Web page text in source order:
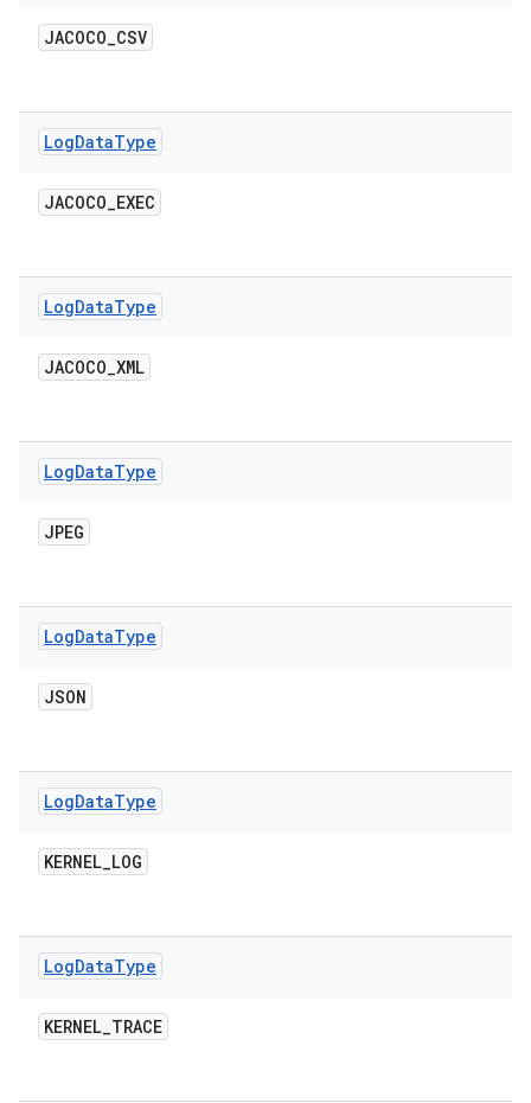
JACOCO_CSV
LogDataType
JACOCO_EXEC
LogDataType
JACOCO_XML
LogDataType
JPEG
LogDataType
JSON
LogDataType
KERNEL_LOG
LogDataType
KERNEL_TRACE